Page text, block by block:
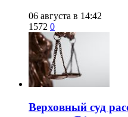
06 августа в 14:42
1572 0
​Верховный суд